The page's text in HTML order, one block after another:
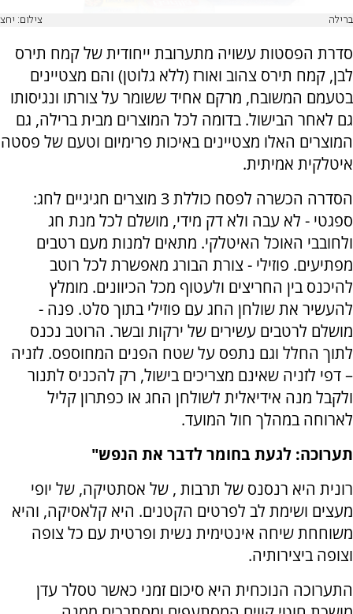
ברילה צילום: יחצ
סדרת הפסטות עשויה מתערובת ייחודית של קמח תירס
לבן, קמח תירס צהוב ואורז (ללא גלוטן) והם מצטיינים
בטעמם המשובח, מרקם אחיד ששומר על צורתו ונגיסותו
גם לאחר הבישול. בדומה לכל המוצרים מבית ברילה, גם
המוצרים האלו מצטיינים באיכות פרימיום וטעם של פסטה
איטלקית אמיתית.
הסדרה הכשרה לפסח כוללת 3 מוצרים חגיגיים לחג:
ספגטי - לא עבה ולא דק מידי, מושלם לכל מנת חג
ולחובבי האוכל האיטלקי. מתאים למנות מעם רטבים
מפתיעים. פוזילי - צורת הבורג מאפשרת לכל רוטב
להיכנס בין החריצים ולעטוף מכל הכיוונים. מומלץ
להעשיר את שולחן החג עם פוזילי בתוך סלט. פנה -
מושלם לרטבים עשירים של ירקות ובשר. הרוטב נכנס
לתוך החלל וגם נתפס על שטח הפנים המחוספס. לזניה
– דפי לזניה שאינם מצריכים בישול, רק להכניס לתנור
ולקבל מנה אידיאלית לשולחן החג או כפתרון קליל
לארוחה במהלך חול המועד.
תערוכה: לגעת בחומר לדבר את הנפש"
רונית היא רנסנס של תרבות , של אסתטיקה, של יופי
מעצים ושימת לב לפרטים הקטנים. היא קלאסיקה, והיא
משוחחת שיחה אינטימית נשית ופרטית עם כל צופה
וצופה ביצירותיה.
התערוכה הנוכחית היא סיכום זמני כאשר טסלר עדן